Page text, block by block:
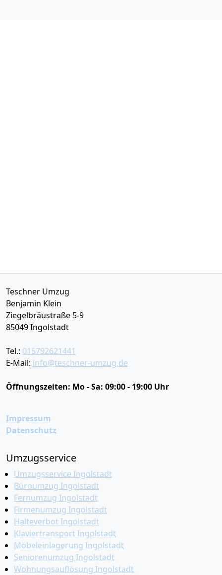
Teschner Umzug
Benjamin Klein
Ziegelbräustraße 5-9
85049Ingolstadt
Tel.: 015792621441
E-Mail: info@teschner-umzug.de
Öffnungszeiten: Mo - Sa: 09:00 - 19:00 Uhr
Impressum
Datenschutz
Umzugsservice
Umzugsservice Ingolstadt
Büroumzug Ingolstadt
Fernumzug Ingolstadt
Firmenumzug Ingolstadt
Halteverbot Ingolstadt
Klaviertransport Ingolstadt
Möbeleinlagerung Ingolstadt
Seniorenumzug Ingolstadt
Wohnungsauflösung Ingolstadt